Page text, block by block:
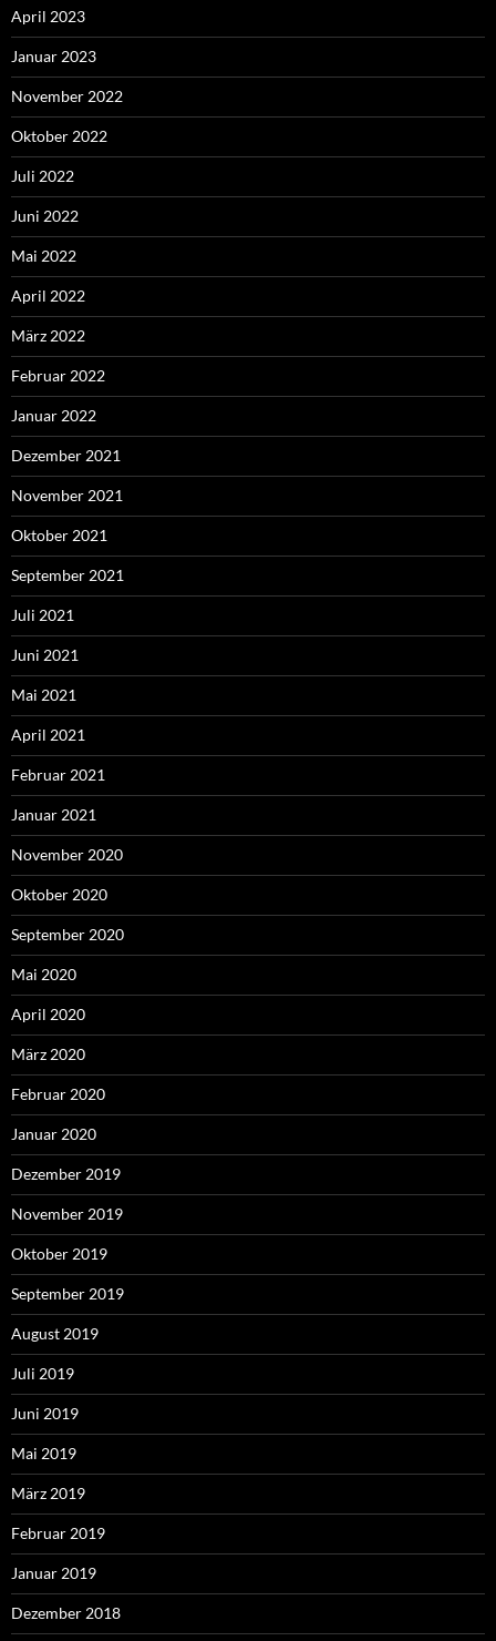
April 2023
Januar 2023
November 2022
Oktober 2022
Juli 2022
Juni 2022
Mai 2022
April 2022
März 2022
Februar 2022
Januar 2022
Dezember 2021
November 2021
Oktober 2021
September 2021
Juli 2021
Juni 2021
Mai 2021
April 2021
Februar 2021
Januar 2021
November 2020
Oktober 2020
September 2020
Mai 2020
April 2020
März 2020
Februar 2020
Januar 2020
Dezember 2019
November 2019
Oktober 2019
September 2019
August 2019
Juli 2019
Juni 2019
Mai 2019
März 2019
Februar 2019
Januar 2019
Dezember 2018